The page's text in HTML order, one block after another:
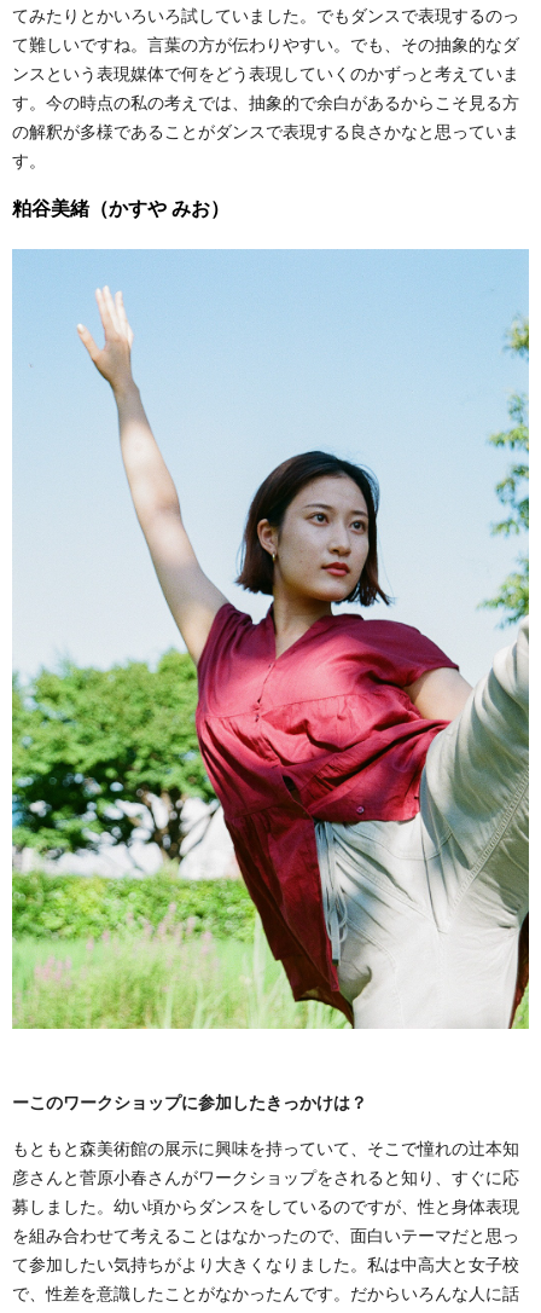
てみたりとかいろいろ試していました。でもダンスで表現するのっ
て難しいですね。言葉の方が伝わりやすい。でも、その抽象的なダ
ンスという表現媒体で何をどう表現していくのかずっと考えていま
す。今の時点の私の考えでは、抽象的で余白があるからこそ見る方
の解釈が多様であることがダンスで表現する良さかなと思っていま
す。
粕谷美緒（かすや みお）
ーこのワークショップに参加したきっかけは？
もともと森美術館の展示に興味を持っていて、そこで憧れの辻󠄀本知
彦さんと菅原小春さんがワークショップをされると知り、すぐに応
募しました。幼い頃からダンスをしているのですが、性と身体表現
を組み合わせて考えることはなかったので、面白いテーマだと思っ
て参加したい気持ちがより大きくなりました。私は中高大と女子校
で、性差を意識したことがなかったんです。だからいろんな人に話